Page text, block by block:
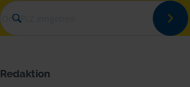
Redaktion